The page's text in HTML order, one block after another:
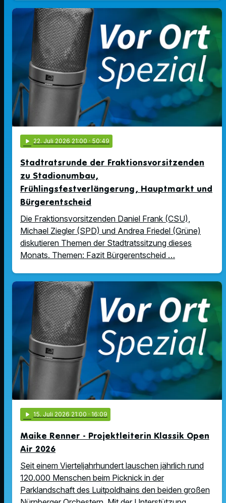
play_arrow 22. Juli 2026 21:00 · 50:49
Stadtratsrunde der Fraktionsvorsitzenden
zu Stadionumbau,
Frühlingsfestverlängerung, Hauptmarkt und
Bürgerentscheid
Die Fraktionsvorsitzenden Daniel Frank (CSU),
Michael Ziegler (SPD) und Andrea Friedel (Grüne)
diskutieren Themen der Stadtratssitzung dieses
Monats. Themen: Fazit Bürgerentscheid …
play_arrow 15. Juli 2026 21:00 · 16:09
Maike Renner - Projektleiterin Klassik Open
Air 2026
Seit einem Vierteljahrhundert lauschen jährlich rund
120.000 Menschen beim Picknick in der
Parklandschaft des Luitpoldhains den beiden großen